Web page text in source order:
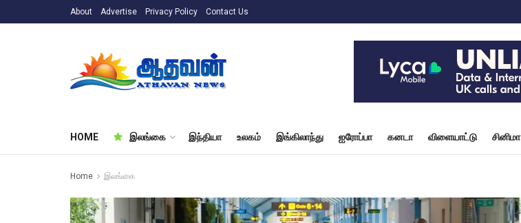
About Advertise Privacy Policy Contact Us
HOME இலங்கை இந்தியா உலகம் இங்கிலாந்து ஐரோப்பா கனடா விளையாட்டு சினிமா
Home இலங்கை